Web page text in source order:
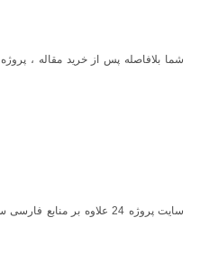
شما بلافاصله پس از خرید مقاله ،
سایت پروژه 24 علاوه بر